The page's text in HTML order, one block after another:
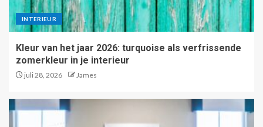
INTERIEUR
Kleur van het jaar 2026: turquoise als verfrissende
zomerkleur in je interieur
juli 28, 2026 James